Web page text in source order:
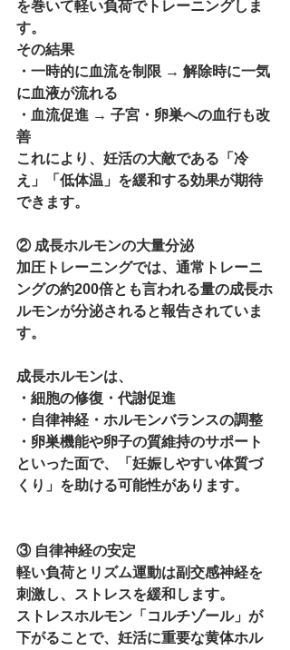
を巻いて軽い負荷でトレーニングしま
す。
その結果
・一時的に血流を制限 → 解除時に一気
に血液が流れる
・血流促進 → 子宮・卵巣への血行も改
善
これにより、妊活の大敵である「冷
え」「低体温」を緩和する効果が期待
できます。
② 成長ホルモンの大量分泌
加圧トレーニングでは、通常トレーニ
ングの約200倍とも言われる量の成長ホ
ルモンが分泌されると報告されていま
す。
成長ホルモンは、
・細胞の修復・代謝促進
・自律神経・ホルモンバランスの調整
・卵巣機能や卵子の質維持のサポート
といった面で、「妊娠しやすい体質づ
くり」を助ける可能性があります。
③ 自律神経の安定
軽い負荷とリズム運動は副交感神経を
刺激し、ストレスを緩和します。
ストレスホルモン「コルチゾール」が
下がることで、妊活に重要な黄体ホル